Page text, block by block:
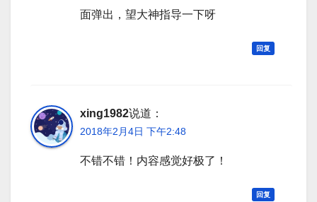
面弹出，望大神指导一下呀
回复
xing1982说道：
2018年2月4日 下午2:48
不错不错！内容感觉好极了！
回复